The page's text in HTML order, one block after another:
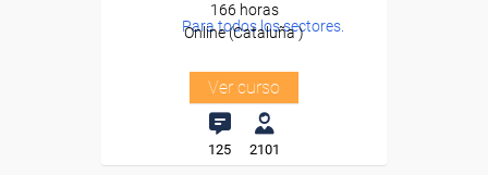
Para todos los sectores.
166 horas
Online (Cataluña )
Ver curso
125 2101